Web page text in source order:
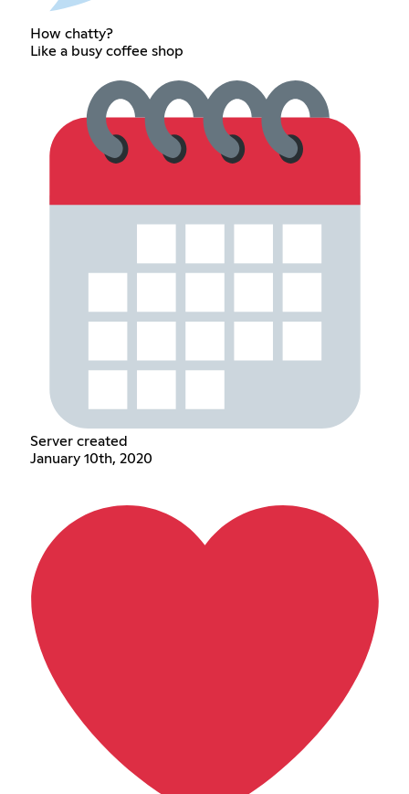
How chatty?
Like a busy coffee shop
Server created
January 10th, 2020